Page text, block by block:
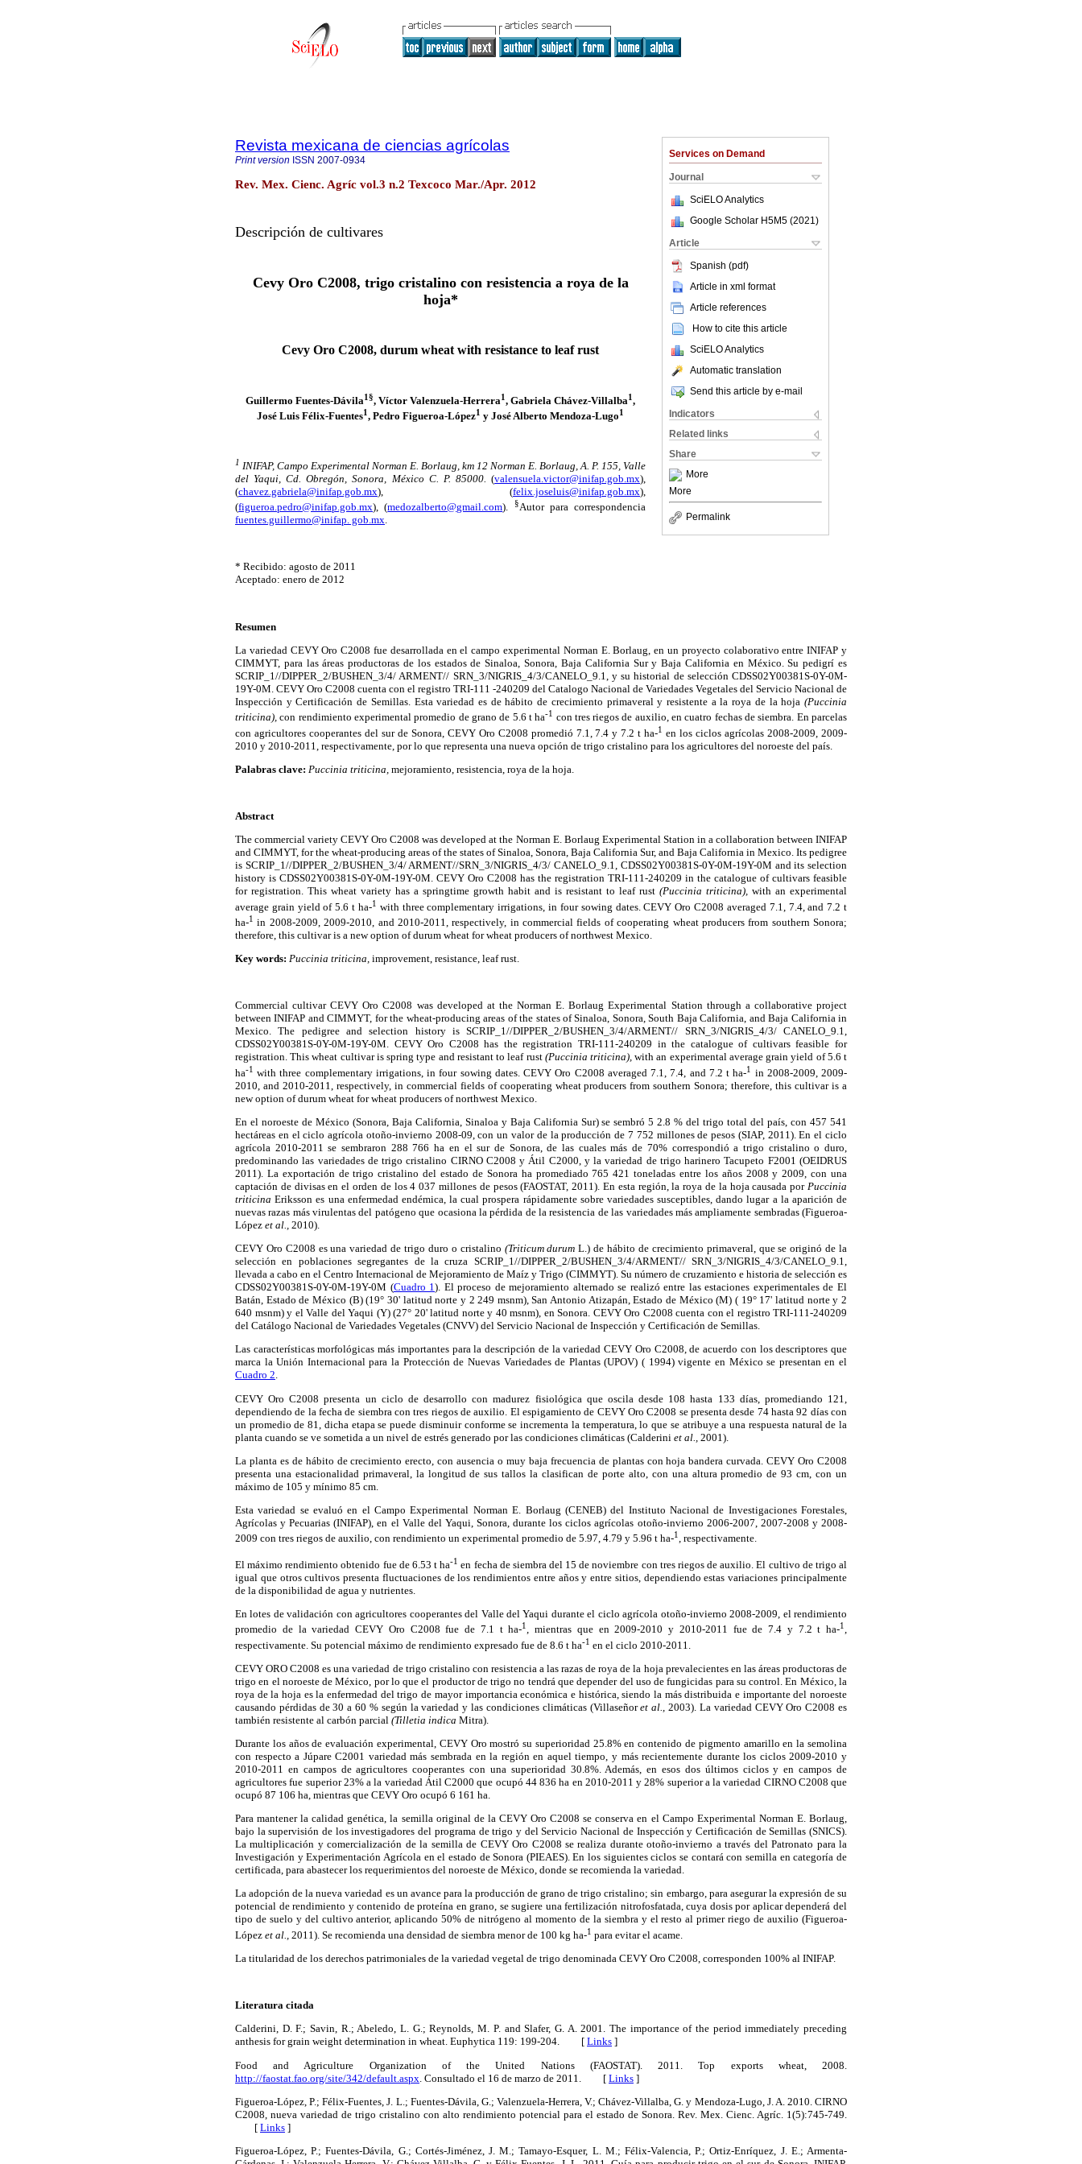
Services on Demand
Journal
SciELO Analytics
Google Scholar H5M5 (2021 )
Article
Spanish (pdf)
Article in xml format
Article references
How to cite this article
SciELO Analytics
Automatic translation
Send this article by e-mail
Indicators
Related links
Share
More
More
Permalink
Revista mexicana de ciencias agrícolas
Print version ISSN 2007-0934
Rev. Mex. Cienc. Agríc vol.3 n.2 Texcoco Mar./Apr. 2012
Descripción de cultivares
Cevy Oro C2008, trigo cristalino con resistencia a roya de la
hoja*
Cevy Oro C2008, durum wheat with resistance to leaf rust
Guillermo Fuentes-Dávila1§, Víctor Valenzuela-Herrera1, Gabriela Chávez-Villalba1,
José Luis Félix-Fuentes1, Pedro Figueroa-López1 y José Alberto Mendoza-Lugo1
1 INIFAP, Campo Experimental Norman E. Borlaug, km 12 Norman E. Borlaug, A. P. 155, Valle
del Yaqui, Cd. Obregón, Sonora, México C. P. 85000. (valensuela.victor@inifap.gob.mx),
(chavez.gabriela@inifap.gob.mx), (felix.joseluis@inifap.gob.mx),
(figueroa.pedro@inifap.gob.mx), (medozalberto@gmail.com). §Autor para correspondencia
fuentes.guillermo@inifap. gob.mx
* Recibido: agosto de 2011
Aceptado: enero de 2012
Resumen
La variedad CEVY Oro C2008 fue desarrollada en el campo experimental Norman E. Borlaug, en un proyecto colaborativo entre INIFAP y
CIMMYT, para las áreas productoras de los estados de Sinaloa, Sonora, Baja California Sur y Baja California en México. Su pedigrí es
SCRIP_1//DIPPER_2/BUSHEN_3/4/ ARMENT// SRN_3/NIGRIS_4/3/CANELO_9.1, y su historial de selección CDSS02Y00381S-0Y-0M-
19Y-0M. CEVY Oro C2008 cuenta con el registro TRI-111 -240209 del Catalogo Nacional de Variedades Vegetales del Servicio Nacional de
Inspección y Certificación de Semillas. Esta variedad es de hábito de crecimiento primaveral y resistente a la roya de la hoja (Puccinia
triticina), con rendimiento experimental promedio de grano de 5.6 t ha-1 con tres riegos de auxilio, en cuatro fechas de siembra. En parcelas
con agricultores cooperantes del sur de Sonora, CEVY Oro C2008 promedió 7.1, 7.4 y 7.2 t ha-1 en los ciclos agrícolas 2008-2009, 2009-
2010 y 2010-2011, respectivamente, por lo que representa una nueva opción de trigo cristalino para los agricultores del noroeste del país.
Palabras clave: Puccinia triticina, mejoramiento, resistencia, roya de la hoja.
Abstract
The commercial variety CEVY Oro C2008 was developed at the Norman E. Borlaug Experimental Station in a collaboration between INIFAP
and CIMMYT, for the wheat-producing areas of the states of Sinaloa, Sonora, Baja California Sur, and Baja California in Mexico. Its pedigree
is SCRIP_1//DIPPER_2/BUSHEN_3/4/ ARMENT//SRN_3/NIGRIS_4/3/ CANELO_9.1, CDSS02Y00381S-0Y-0M-19Y-0M and its selection
history is CDSS02Y00381S-0Y-0M-19Y-0M. CEVY Oro C2008 has the registration TRI-111-240209 in the catalogue of cultivars feasible
for registration. This wheat variety has a springtime growth habit and is resistant to leaf rust (Puccinia triticina), with an experimental
average grain yield of 5.6 t ha-1 with three complementary irrigations, in four sowing dates. CEVY Oro C2008 averaged 7.1, 7.4, and 7.2 t
ha-1 in 2008-2009, 2009-2010, and 2010-2011, respectively, in commercial fields of cooperating wheat producers from southern Sonora;
therefore, this cultivar is a new option of durum wheat for wheat producers of northwest Mexico.
Key words: Puccinia triticina, improvement, resistance, leaf rust.
Commercial cultivar CEVY Oro C2008 was developed at the Norman E. Borlaug Experimental Station through a collaborative project
between INIFAP and CIMMYT, for the wheat-producing areas of the states of Sinaloa, Sonora, South Baja California, and Baja California in
Mexico. The pedigree and selection history is SCRIP_1//DIPPER_2/BUSHEN_3/4/ARMENT// SRN_3/NIGRIS_4/3/ CANELO_9.1,
CDSS02Y00381S-0Y-0M-19Y-0M. CEVY Oro C2008 has the registration TRI-111-240209 in the catalogue of cultivars feasible for
registration. This wheat cultivar is spring type and resistant to leaf rust (Puccinia triticina),with an experimental average grain yield of 5.6 t
ha-1 with three complementary irrigations, in four sowing dates. CEVY Oro C2008 averaged 7.1, 7.4, and 7.2 t ha-1 in 2008-2009, 2009-
2010, and 2010-2011, respectively, in commercial fields of cooperating wheat producers from southern Sonora; therefore, this cultivar is a
new option of durum wheat for wheat producers of northwest Mexico.
En el noroeste de México (Sonora, Baja California, Sinaloa y Baja California Sur) se sembró 5 2.8 % del trigo total del país, con 457 541
hectáreas en el ciclo agrícola otoño-invierno 2008-09, con un valor de la producción de 7 752 millones de pesos (SIAP, 2011). En el ciclo
agrícola 2010-2011 se sembraron 288 766 ha en el sur de Sonora, de las cuales más de 70% correspondió a trigo cristalino o duro,
predominando las variedades de trigo cristalino CIRNO C2008 y Átil C2000, y la variedad de trigo harinero Tacupeto F2001 (OEIDRUS
2011). La exportación de trigo cristalino del estado de Sonora ha promediado 765 421 toneladas entre los años 2008 y 2009, con una
captación de divisas en el orden de los 4 037 millones de pesos (FAOSTAT, 2011). En esta región, la roya de la hoja causada por Puccinia
triticina Eriksson es una enfermedad endémica, la cual prospera rápidamente sobre variedades susceptibles, dando lugar a la aparición de
nuevas razas más virulentas del patógeno que ocasiona la pérdida de la resistencia de las variedades más ampliamente sembradas (Figueroa-
López et al., 2010).
CEVY Oro C2008 es una variedad de trigo duro o cristalino (Triticum durum L.) de hábito de crecimiento primaveral, que se originó de la
selección en poblaciones segregantes de la cruza SCRIP_1//DIPPER_2/BUSHEN_3/4/ARMENT// SRN_3/NIGRIS_4/3/CANELO_9.1,
llevada a cabo en el Centro Internacional de Mejoramiento de Maíz y Trigo (CIMMYT). Su número de cruzamiento e historia de selección es
CDSS02Y00381S-0Y-0M-19Y-0M (Cuadro 1). El proceso de mejoramiento alternado se realizó entre las estaciones experimentales de El
Batán, Estado de México (B) (19° 30' latitud norte y 2 249 msnm), San Antonio Atizapán, Estado de México (M) ( 19° 17' latitud norte y 2
640 msnm) y el Valle del Yaqui (Y) (27° 20' latitud norte y 40 msnm), en Sonora. CEVY Oro C2008 cuenta con el registro TRI-111-240209
del Catálogo Nacional de Variedades Vegetales (CNVV) del Servicio Nacional de Inspección y Certificación de Semillas.
Las características morfológicas más importantes para la descripción de la variedad CEVY Oro C2008, de acuerdo con los descriptores que
marca la Unión Internacional para la Protección de Nuevas Variedades de Plantas (UPOV) ( 1994) vigente en México se presentan en el
Cuadro 2.
CEVY Oro C2008 presenta un ciclo de desarrollo con madurez fisiológica que oscila desde 108 hasta 133 días, promediando 121,
dependiendo de la fecha de siembra con tres riegos de auxilio. El espigamiento de CEVY Oro C2008 se presenta desde 74 hasta 92 días con
un promedio de 81, dicha etapa se puede disminuir conforme se incrementa la temperatura, lo que se atribuye a una respuesta natural de la
planta cuando se ve sometida a un nivel de estrés generado por las condiciones climáticas (Calderini et al., 2001).
La planta es de hábito de crecimiento erecto, con ausencia o muy baja frecuencia de plantas con hoja bandera curvada. CEVY Oro C2008
presenta una estacionalidad primaveral, la longitud de sus tallos la clasifican de porte alto, con una altura promedio de 93 cm, con un
máximo de 105 y mínimo 85 cm.
Esta variedad se evaluó en el Campo Experimental Norman E. Borlaug (CENEB) del Instituto Nacional de Investigaciones Forestales,
Agrícolas y Pecuarias (INIFAP), en el Valle del Yaqui, Sonora, durante los ciclos agrícolas otoño-invierno 2006-2007, 2007-2008 y 2008-
2009 con tres riegos de auxilio, con rendimiento un experimental promedio de 5.97, 4.79 y 5.96 t ha-1, respectivamente.
El máximo rendimiento obtenido fue de 6.53 t ha-1 en fecha de siembra del 15 de noviembre con tres riegos de auxilio. El cultivo de trigo al
igual que otros cultivos presenta fluctuaciones de los rendimientos entre años y entre sitios, dependiendo estas variaciones principalmente
de la disponibilidad de agua y nutrientes.
En lotes de validación con agricultores cooperantes del Valle del Yaqui durante el ciclo agrícola otoño-invierno 2008-2009, el rendimiento
promedio de la variedad CEVY Oro C2008 fue de 7.1 t ha-1, mientras que en 2009-2010 y 2010-2011 fue de 7.4 y 7.2 t ha-1,
respectivamente. Su potencial máximo de rendimiento expresado fue de 8.6 t ha-1 en el ciclo 2010-2011.
CEVY ORO C2008 es una variedad de trigo cristalino con resistencia a las razas de roya de la hoja prevalecientes en las áreas productoras de
trigo en el noroeste de México, por lo que el productor de trigo no tendrá que depender del uso de fungicidas para su control. En México, la
roya de la hoja es la enfermedad del trigo de mayor importancia económica e histórica, siendo la más distribuida e importante del noroeste
causando pérdidas de 30 a 60 % según la variedad y las condiciones climáticas (Villaseñoret al.,
2003). La variedad CEVY Oro C2008 es
también resistente al carbón parcial (Tilletia indica Mitra).
Durante los años de evaluación experimental, CEVY Oro mostró su superioridad 25.8% en contenido de pigmento amarillo en la semolina
con respecto a Júpare C2001 variedad más sembrada en la región en aquel tiempo, y más recientemente durante los ciclos 2009-2010 y
2010-2011 en campos de agricultores cooperantes con una superioridad 30.8%. Además, en esos dos últimos ciclos y en campos de
agricultores fue superior 23% a la variedad Átil C2000 que ocupó 44 836 ha en 2010-2011 y 28% superior a la variedad CIRNO C2008 que
ocupó 87 106 ha, mientras que CEVY Oro ocupó 6 161 ha.
Para mantener la calidad genética, la semilla original de la CEVY Oro C2008 se conserva en el Campo Experimental Norman E. Borlaug,
bajo la supervisión de los investigadores del programa de trigo y del Servicio Nacional de Inspección y Certificación de Semillas (SNICS).
La multiplicación y comercialización de la semilla de CEVY Oro C2008 se realiza durante otoño-invierno a través del Patronato para la
Investigación y Experimentación Agrícola en el estado de Sonora (PIEAES). En los siguientes ciclos se contará con semilla en categoría de
certificada, para abastecer los requerimientos del noroeste de México, donde se recomienda la variedad.
La adopción de la nueva variedad es un avance para la producción de grano de trigo cristalino; sin embargo, para asegurar la expresión de su
potencial de rendimiento y contenido de proteína en grano, se sugiere una fertilización nitrofosfatada, cuya dosis por aplicar dependerá del
tipo de suelo y del cultivo anterior, aplicando 50% de nitrógeno al momento de la siembra y el resto al primer riego de auxilio (Figueroa-
López et al., 2011). Se recomienda una densidad de siembra menor de 100 kg ha-1 para evitar el acame.
La titularidad de los derechos patrimoniales de la variedad vegetal de trigo denominada CEVY Oro C2008, corresponden 100% al INIFAP.
Literatura citada
Calderini, D. F.; Savin, R.; Abeledo, L. G.; Reynolds, M. P. and Slafer, G. A. 2001. The importance of the period immediately preceding
anthesis for grain weight determination in wheat. Euphytica 119: 199-204. [ Links ]
Food and Agriculture Organization of the United Nations (FAOSTAT). 2011. Top exports wheat, 2008.
http://faostat.fao.org/site/342/default.aspx . Consultado el 16 de marzo de 2011. [ Links ]
Figueroa-López, P.; Félix-Fuentes, J. L.; Fuentes-Dávila, G.; Valenzuela-Herrera, V.; Chávez-Villalba, G. y Mendoza-Lugo, J. A. 2010. CIRNO
C2008, nueva variedad de trigo cristalino con alto rendimiento potencial para el estado de Sonora. Rev. Mex. Cienc. Agríc. 1(5):745-749.
[ Links ]
Figueroa-López, P.; Fuentes-Dávila, G.; Cortés-Jiménez, J. M.; Tamayo-Esquer, L. M.; Félix-Valencia, P.; Ortiz-Enríquez, J. E.; Armenta-